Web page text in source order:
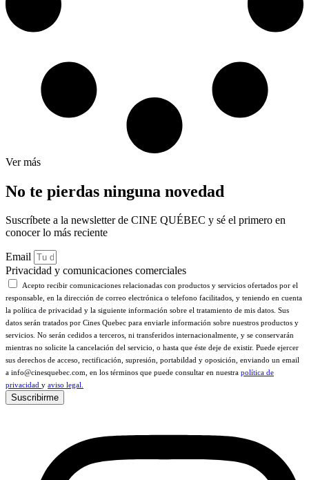
Ver más
No te pierdas ninguna novedad
Suscríbete a la newsletter de CINE QUÉBEC y sé el primero en
conocer lo más reciente
Email
Privacidad y comunicaciones comerciales
Acepto recibir comunicaciones relacionadas con productos y servicios ofertados por el
responsable, en la dirección de correo electrónica o telefono facilitados, y teniendo en cuenta
la política de privacidad y la siguiente información sobre el tratamiento de mis datos. Sus
datos serán tratados por Cines Quebec para enviarle información sobre nuestros productos y
servicios. No serán cedidos a terceros, ni transferidos internacionalmente, y se conservarán
mientras no solicite la cancelación del servicio, o hasta que éste deje de existir. Puede ejercer
sus derechos de acceso, rectificación, supresión, portabildad y oposición, enviando un email
a info@cinesquebec.com, en los términos que puede consultar en nuestra política de
privacidad y aviso legal.
Suscribirme